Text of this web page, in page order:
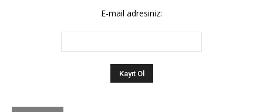
E-mail adresiniz: